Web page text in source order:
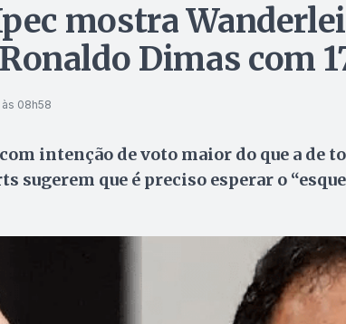
mostra
Dimas com
08h58
intenção de voto maior do que a de
sugerem que é preciso esperar o